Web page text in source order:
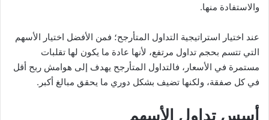
والاستفادة منها.
عند اختيار استراتيجية التداول المتأرجح؛ فمن الأفضل اختيار الأسهم
التي تتسم بحجم تداول مرتفع، لأنها عادة ما يكون لها تقلبات
مستمرة في الأسعار، فالتداول المتأرجح يهدف إلى هوامش ربح أقل
في كل صفقة، ولكنها تضيف بشكل دوري ما يحقق مبالغ أكبر.
أسس تداول الأسهم